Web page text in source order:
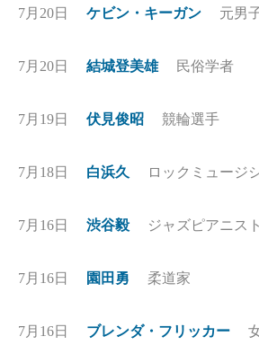
7月20日 ケビン・キーガン 元男
7月20日 結城登美雄 民俗学者
7月19日 伏見俊昭 競輪選手
7月18日 白浜久 ロックミュージ
7月16日 渋谷毅 ジャズピアニス
7月16日 園田勇 柔道家
7月16日 ブレンダ・フリッカー